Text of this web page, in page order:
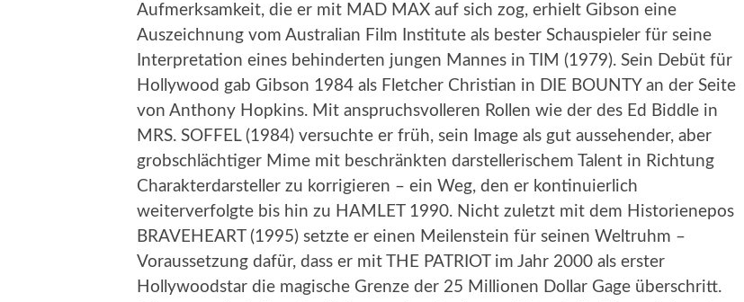
Aufmerksamkeit, die er mit MAD MAX auf sich zog, erhielt Gibson eine
Auszeichnung vom Australian Film Institute als bester Schauspieler für seine
Interpretation eines behinderten jungen Mannes in TIM (1979). Sein Debüt für
Hollywood gab Gibson 1984 als Fletcher Christian in DIE BOUNTY an der Seite
von Anthony Hopkins. Mit anspruchsvolleren Rollen wie der des Ed Biddle in
MRS. SOFFEL (1984) versuchte er früh, sein Image als gut aussehender, aber
grobschlächtiger Mime mit beschränkten darstellerischem Talent in Richtung
Charakterdarsteller zu korrigieren – ein Weg, den er kontinuierlich
weiterverfolgte bis hin zu HAMLET 1990. Nicht zuletzt mit dem Historienepos
BRAVEHEART (1995) setzte er einen Meilenstein für seinen Weltruhm –
Voraussetzung dafür, dass er mit THE PATRIOT im Jahr 2000 als erster
Hollywoodstar die magische Grenze der 25 Millionen Dollar Gage überschritt.